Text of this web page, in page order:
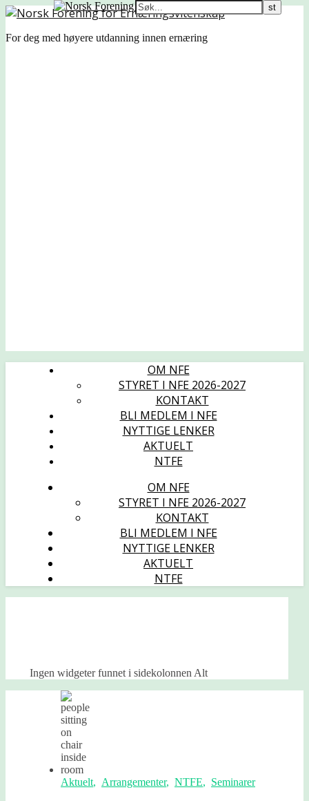
For deg med høyere utdanning innen ernæring
OM NFE
STYRET I NFE 2026-2027
KONTAKT
BLI MEDLEM I NFE
NYTTIGE LENKER
AKTUELT
NTFE
OM NFE
STYRET I NFE 2026-2027
KONTAKT
BLI MEDLEM I NFE
NYTTIGE LENKER
AKTUELT
NTFE
Ingen widgeter funnet i sidekolonnen Alt
Aktuelt, Arrangementer, NTFE, Seminarer